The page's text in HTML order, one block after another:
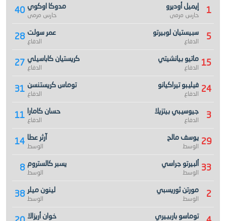
40 مدوكا اوكوي
حارس مرمى
28 عمر سولت
الدفاع
27 كريستيان كاباسيلي
الدفاع
31 توماس كريستنسن
الدفاع
11 حسان كامارا
الدفاع
14 آرثر عطا
الوسط
8 يسبر كالستروم
الوسط
38 لينون ميلر
الوسط
خوان أريزالا
1 إيميل أوديرو
حارس مرمى
5 سبيستيان لوبيرتو
الدفاع
15 ماتيو بيانشيتي
الدفاع
24 فيليبو تيراكيانو
الدفاع
3 جيوسيبي بيتزيلا
الدفاع
29 يوسف مالح
الوسط
33 ألبيرتو جراسي
الوسط
2 مورتن ثوريسبي
الوسط
توماسو باربييري